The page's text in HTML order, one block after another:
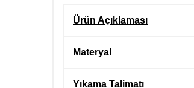
Ürün Açıklaması
Materyal
Yıkama Talimatı